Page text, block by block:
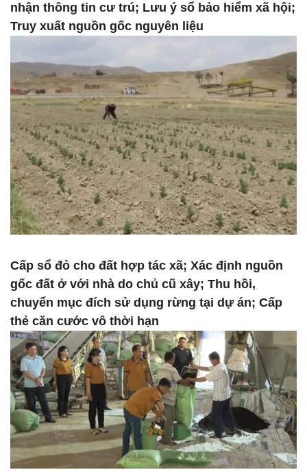
nhận thông tin cư trú; Lưu ý sổ bảo hiểm xã hội;
Truy xuất nguồn gốc nguyên liệu
Cấp sổ đỏ cho đất hợp tác xã; Xác định nguồn
gốc đất ở với nhà do chủ cũ xây; Thu hồi,
chuyển mục đích sử dụng rừng tại dự án; Cấp
thẻ căn cước vô thời hạn